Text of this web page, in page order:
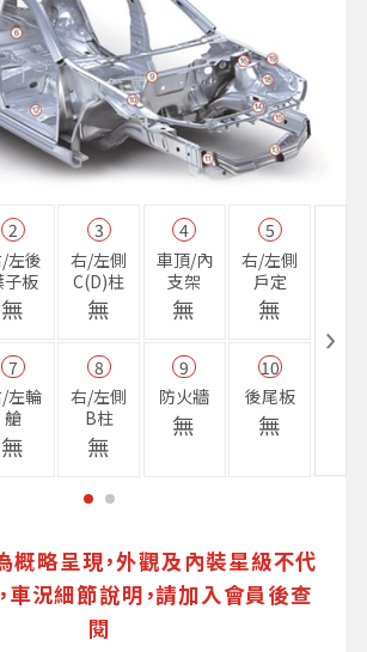
2
左後
子板
無
3
右/左側
C(D)柱
無
4
車頂/內
支架
無
5
右/左側
戶定
無
7
左輪
艙
無
8
右/左側
B柱
無
9
防火牆
無
10
後尾板
無
概略呈現，外觀及內裝星級不代
車況細節說明，請加入會員後查
閱